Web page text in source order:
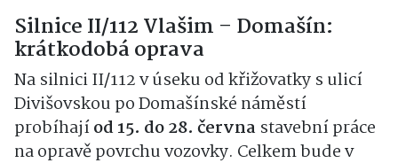
Silnice II/112 Vlašim – Domašín:
krátkodobá oprava
Na silnici II/112 v úseku od křižovatky s ulicí
Divišovskou po Domašínské náměstí
probíhajíod 15. do 28. června stavební práce
na opravě povrchu vozovky. Celkem bude v